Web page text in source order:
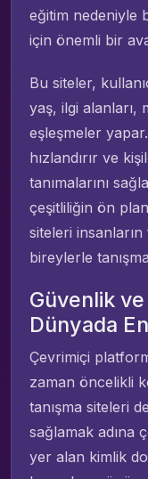
eğitim nedeniyle
için önemli bir
Bu siteler,
yaş, ilgi alanları,
eşleşmeler
hızlandırır ve
tanımalarını
çeşitliliğin ön
siteleri
bireylerle
Güvenlik
Dünyada
Çevrimiçi
zaman öncelikli
tanışma siteleri
sağlamak adına
yer alan kimlik